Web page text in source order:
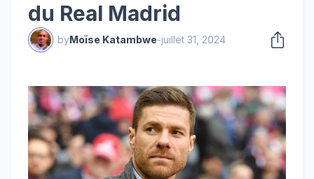
du Real Madrid
byMoïse Katambwe-juillet 31, 2024